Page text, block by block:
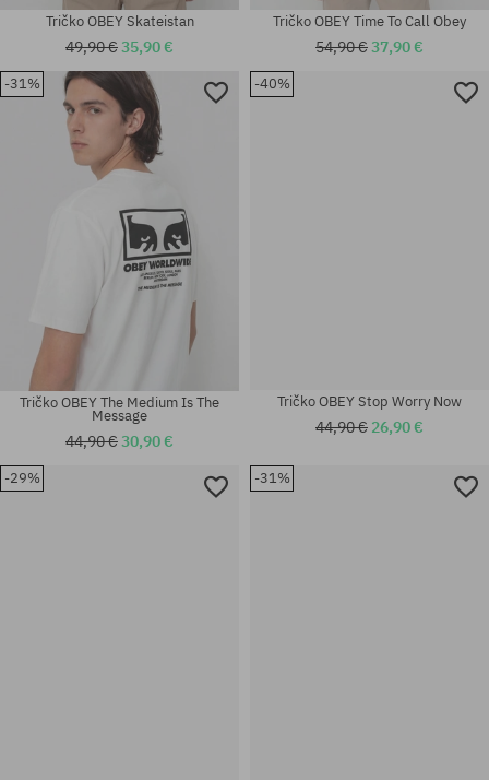
Dostupné veľkosti:
Tričko OBEY Skateistan
49,90 €35,90 €
Tričko OBEY Time To Call Obey
54,90 €37,90 €
-31%
Tričko OBEY The Medium Is The
Message
44,90 €30,90 €
-40%
Tričko OBEY Stop Worry Now
44,90 € 26,90 €
-29% -31%